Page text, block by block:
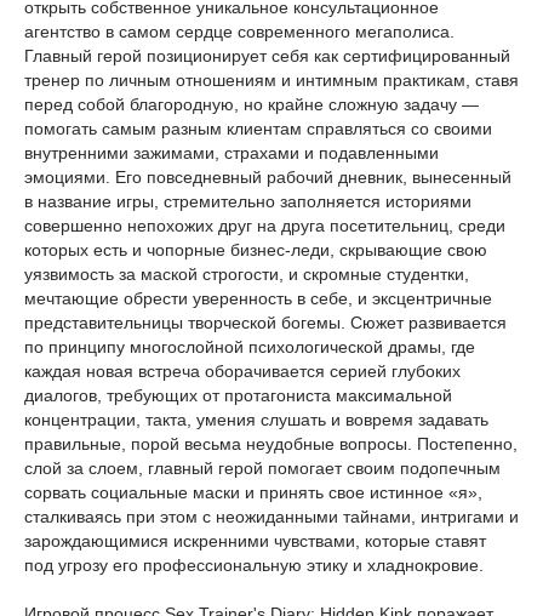
открыть собственное уникальное консультационное
агентство в самом сердце современного мегаполиса.
Главный герой позиционирует себя как сертифицированный
тренер по личным отношениям и интимным практикам, ставя
перед собой благородную, но крайне сложную задачу —
помогать самым разным клиентам справляться со своими
внутренними зажимами, страхами и подавленными
эмоциями. Его повседневный рабочий дневник, вынесенный
в название игры, стремительно заполняется историями
совершенно непохожих друг на друга посетительниц, среди
которых есть и чопорные бизнес-леди, скрывающие свою
уязвимость за маской строгости, и скромные студентки,
мечтающие обрести уверенность в себе, и эксцентричные
представительницы творческой богемы. Сюжет развивается
по принципу многослойной психологической драмы, где
каждая новая встреча оборачивается серией глубоких
диалогов, требующих от протагониста максимальной
концентрации, такта, умения слушать и вовремя задавать
правильные, порой весьма неудобные вопросы. Постепенно,
слой за слоем, главный герой помогает своим подопечным
сорвать социальные маски и принять свое истинное «я»,
сталкиваясь при этом с неожиданными тайнами, интригами и
зарождающимися искренними чувствами, которые ставят
под угрозу его профессиональную этику и хладнокровие.